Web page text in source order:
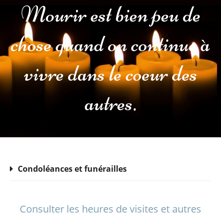
Mourir est bien peu de
chose quand on continue à
vivre dans le coeur des
autres.
Condoléances et funérailles
Consulter les heures de visites et autres